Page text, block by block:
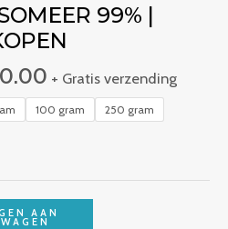
99% |
+ Gratis verzending
100 gram
250 gram
AAN